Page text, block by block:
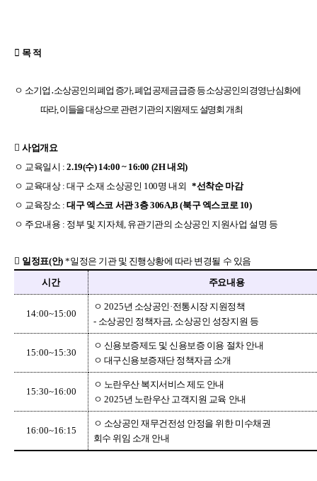
 목 적
ㅇ 소기업 ․소상공인의 폐업 증가,폐업 공제금 급증 등 소상공인의 경영난 심화에
따라,이들을 대상으로 관련 기관의 지원제도 설명회 개최
 사업개요
ㅇ 교육일시 :2.19(수) 14:00 ~ 16:00 (2H내외)
ㅇ 교육대상 :대구 소재 소상공인 100명 내외*선착순 마감
ㅇ 교육장소 :대구 엑스코 서관3층306A,B(북구 엑스코로 10)
ㅇ 주요내용 : 정부 및 지자체, 유관기관의 소상공인 지원사업 설명 등
 일정표(안)*일정은 기관 및 진행상황에 따라 변경될 수 있음
시간
주요내용
14:00~15:00
ㅇ 2025년 소상공인 ·전통시장 지원정책
- 소상공인 정책자금, 소상공인 성장지원 등
15:00~15:30
ㅇ 신용보증제도 및 신용보증 이용 절차 안내
ㅇ 대구신용보증재단 정책자금 소개
15:30~16:00
ㅇ 노란우산 복지서비스 제도 안내
ㅇ 2025년 노란우산 고객지원 교육 안내
16:00~16:15
ㅇ 소상공인 재무건전성 안정을 위한 미수채권
회수 위임 소개 안내